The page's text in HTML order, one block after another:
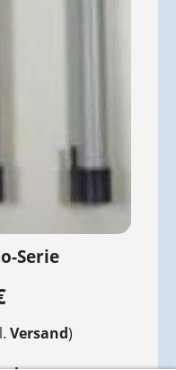
Serie
Versand)